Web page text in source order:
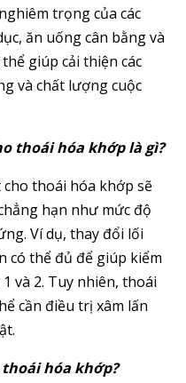
trọng của các
ăn uống cân bằng và
giúp cải thiện các
và chất lượng cuộc
thoái hóa khớp là gì?
thoái hóa khớp sẽ
hạn như mức độ
Ví dụ, thay đổi lối
có thể đủ để giúp kiểm
và 2. Tuy nhiên, thoái
cần điều trị xâm lấn
hóa khớp?